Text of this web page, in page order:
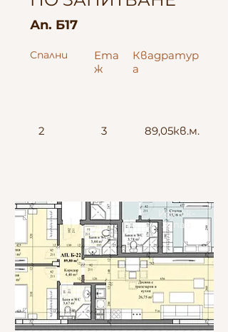
Ап. Б17
Спални
Ета
ж
Квадратур
а
2 3 89,05кв.м.
Изток-
Запад